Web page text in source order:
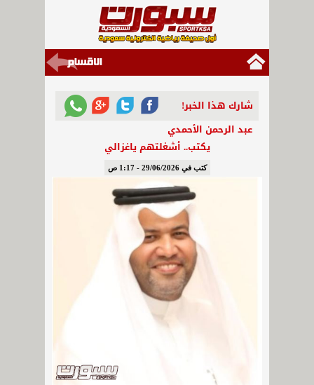
شارك هذا الخبر!
عبد الرحمن الأحمدي
يكتب.. أشغلتهم ياغزالي
كتب في 29/06/2026 - 1:17 ص